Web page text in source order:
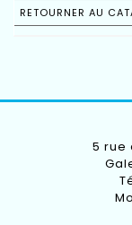
RETOURNER AU
5 rue